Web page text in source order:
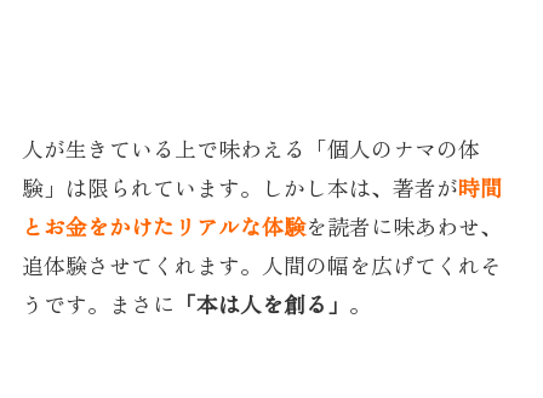
人が生きている上で味わえる「個人のナマの体
験」は限られています。しかし本は、著者が時間
とお金をかけたリアルな体験を読者に味あわせ、
追体験させてくれます。人間の幅を広げてくれそ
うです。まさに 「本は人を創る」 。